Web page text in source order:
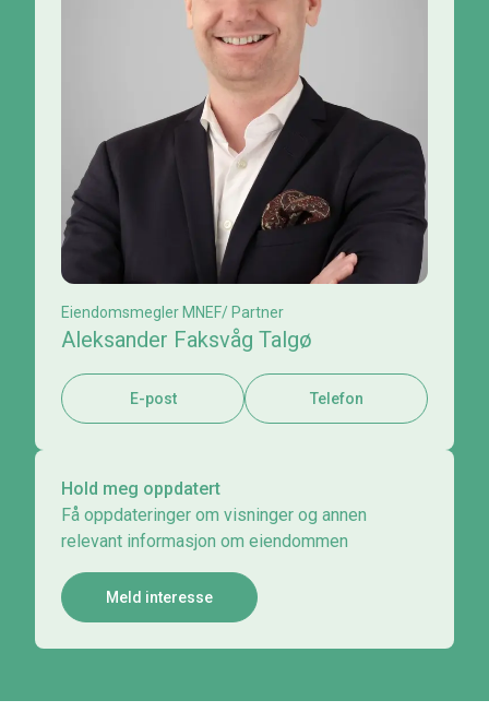
Eiendomsmegler MNEF/ Partner
Aleksander Faksvåg Talgø
E-post Telefon
Hold meg oppdatert
Få oppdateringer om visninger og annen
relevant informasjon om eiendommen
Meld interesse